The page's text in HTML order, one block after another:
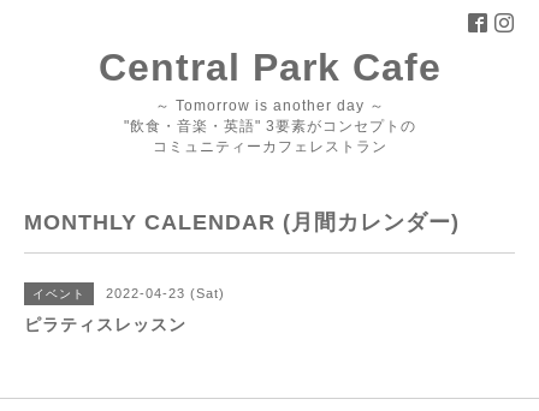
Central Park Cafe
～ Tomorrow is another day ～
"飲食・音楽・英語" 3要素がコンセプトの
コミュニティーカフェレストラン
MONTHLY CALENDAR (月間カレンダー)
イベント 2022-04-23 (Sat)
ピラティスレッスン